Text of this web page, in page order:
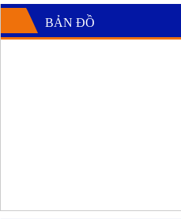
BẢN ĐỒ